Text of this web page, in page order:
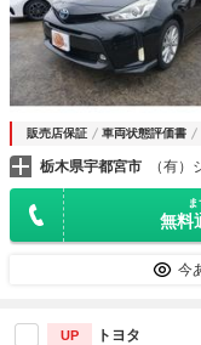
販売店保証 車両状態評価書
栃木県宇都宮市 （有
無料
今
UP トヨタ